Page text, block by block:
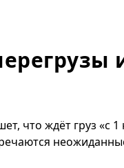
что ждёт груз «с 1